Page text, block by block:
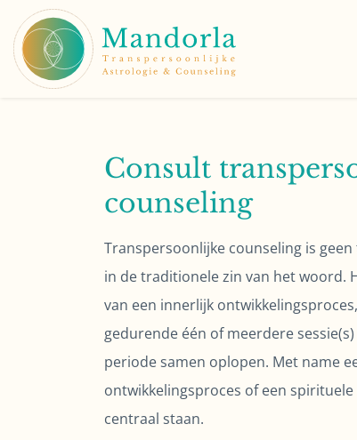
Consult
counseling
Transpersoonlijke counseling is
in de traditionele zin van het woord.
van een innerlijk
gedurende één of meerdere
periode samen oplopen. Met name
ontwikkelingsproces of een
centraal staan.